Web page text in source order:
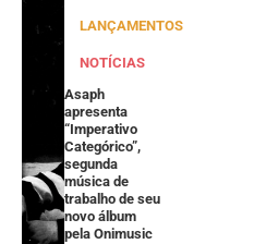
LANÇAMENTOS
NOTÍCIAS
Asaph
apresenta
“Imperativo
Categórico”,
segunda
música de
trabalho de seu
novo álbum
pela Onimusic